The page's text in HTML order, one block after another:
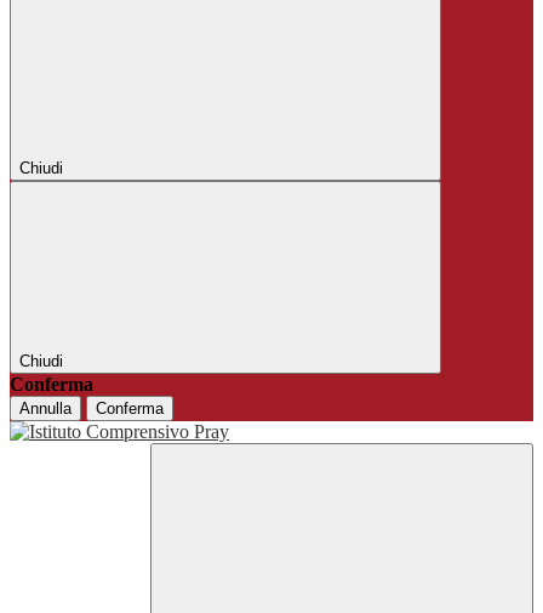
Chiudi
Chiudi
Conferma
Annulla Conferma